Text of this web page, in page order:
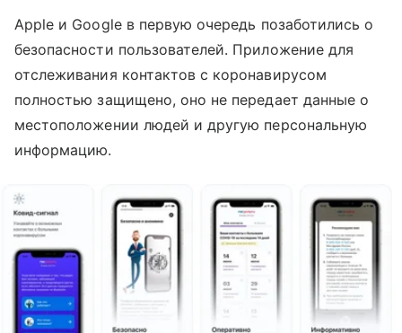
Apple и Google в первую очередь позаботились о
безопасности пользователей. Приложение для
отслеживания контактов с коронавирусом
полностью защищено, оно не передает данные о
местоположении людей и другую персональную
информацию.